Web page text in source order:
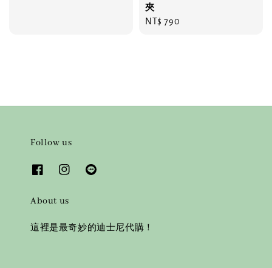
夾
Regular
NT$ 790
Follow us
About us
這裡是最奇妙的迪士尼代購！